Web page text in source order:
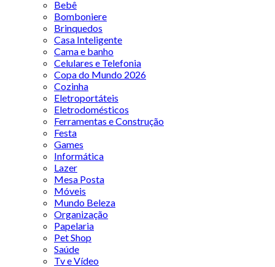
Bebê
Bomboniere
Brinquedos
Casa Inteligente
Cama e banho
Celulares e Telefonia
Copa do Mundo 2026
Cozinha
Eletroportáteis
Eletrodomésticos
Ferramentas e Construção
Festa
Games
Informática
Lazer
Mesa Posta
Móveis
Mundo Beleza
Organização
Papelaria
Pet Shop
Saúde
Tv e Vídeo